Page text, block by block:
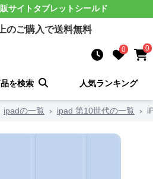
サイト タブレットシールド
のご購入で送料無料
0 0
を検索 人気ランキング
ipadの一覧 › ipad 第10世代の一覧 ›